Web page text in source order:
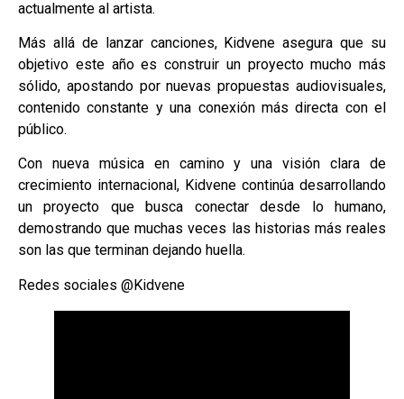
actualmente al artista.
Más allá de lanzar canciones, Kidvene asegura que su
objetivo este año es construir un proyecto mucho más
sólido, apostando por nuevas propuestas audiovisuales,
contenido constante y una conexión más directa con el
público.
Con nueva música en camino y una visión clara de
crecimiento internacional, Kidvene continúa desarrollando
un proyecto que busca conectar desde lo humano,
demostrando que muchas veces las historias más reales
son las que terminan dejando huella.
Redes sociales @Kidvene